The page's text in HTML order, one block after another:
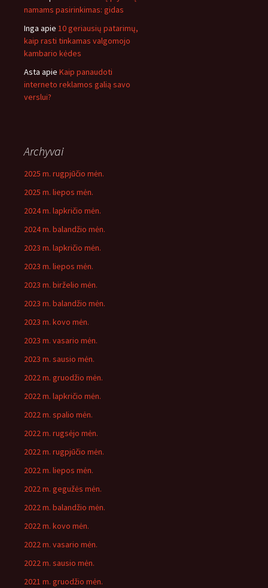
namams pasirinkimas: gidas
Inga apie 10 geriausių patarimų,
kaip rasti tinkamas valgomojo
kambario kėdes
Asta apie Kaip panaudoti
interneto reklamos galią savo
verslui?
Archyvai
2025 m. rugpjūčio mėn.
2025 m. liepos mėn.
2024 m. lapkričio mėn.
2024 m. balandžio mėn.
2023 m. lapkričio mėn.
2023 m. liepos mėn.
2023 m. birželio mėn.
2023 m. balandžio mėn.
2023 m. kovo mėn.
2023 m. vasario mėn.
2023 m. sausio mėn.
2022 m. gruodžio mėn.
2022 m. lapkričio mėn.
2022 m. spalio mėn.
2022 m. rugsėjo mėn.
2022 m. rugpjūčio mėn.
2022 m. liepos mėn.
2022 m. gegužės mėn.
2022 m. balandžio mėn.
2022 m. kovo mėn.
2022 m. vasario mėn.
2022 m. sausio mėn.
2021 m. gruodžio mėn.